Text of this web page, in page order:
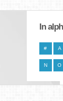
In
# A
N O